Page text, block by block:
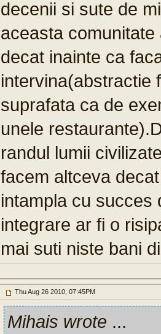
decenii si sute de
aceasta
decat inainte ca
intervina(abstractie
suprafata ca de
unele
randul lumii
facem altceva
intampla cu succes
integrare ar fi o
mai suti niste bani
Thu Aug 26 2010, 07:45PM
Mihais wrote ...